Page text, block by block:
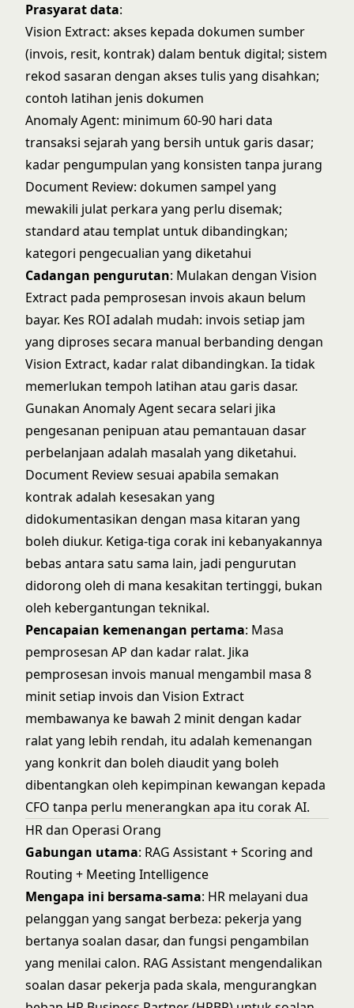
Prasyarat data:
Vision Extract: akses kepada dokumen sumber
(invois, resit, kontrak) dalam bentuk digital; sistem
rekod sasaran dengan akses tulis yang disahkan;
contoh latihan jenis dokumen
Anomaly Agent: minimum 60-90 hari data
transaksi sejarah yang bersih untuk garis dasar;
kadar pengumpulan yang konsisten tanpa jurang
Document Review: dokumen sampel yang
mewakili julat perkara yang perlu disemak;
standard atau templat untuk dibandingkan;
kategori pengecualian yang diketahui
Cadangan pengurutan: Mulakan dengan Vision
Extract pada pemprosesan invois akaun belum
bayar. Kes ROI adalah mudah: invois setiap jam
yang diproses secara manual berbanding dengan
Vision Extract, kadar ralat dibandingkan. Ia tidak
memerlukan tempoh latihan atau garis dasar.
Gunakan Anomaly Agent secara selari jika
pengesanan penipuan atau pemantauan dasar
perbelanjaan adalah masalah yang diketahui.
Document Review sesuai apabila semakan
kontrak adalah kesesakan yang
didokumentasikan dengan masa kitaran yang
boleh diukur. Ketiga-tiga corak ini kebanyakannya
bebas antara satu sama lain, jadi pengurutan
didorong oleh di mana kesakitan tertinggi, bukan
oleh kebergantungan teknikal.
Pencapaian kemenangan pertama: Masa
pemprosesan AP dan kadar ralat. Jika
pemprosesan invois manual mengambil masa 8
minit setiap invois dan Vision Extract
membawanya ke bawah 2 minit dengan kadar
ralat yang lebih rendah, itu adalah kemenangan
yang konkrit dan boleh diaudit yang boleh
dibentangkan oleh kepimpinan kewangan kepada
CFO tanpa perlu menerangkan apa itu corak AI.
HR dan Operasi Orang
Gabungan utama: RAG Assistant + Scoring and
Routing + Meeting Intelligence
Mengapa ini bersama-sama: HR melayani dua
pelanggan yang sangat berbeza: pekerja yang
bertanya soalan dasar, dan fungsi pengambilan
yang menilai calon. RAG Assistant mengendalikan
soalan dasar pekerja pada skala, mengurangkan